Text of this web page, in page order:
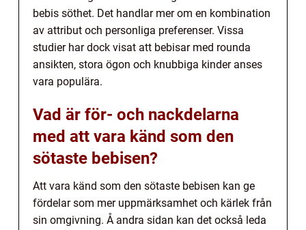
bebis söthet. Det handlar mer om en kombination
av attribut och personliga preferenser. Vissa
studier har dock visat att bebisar med rounda
ansikten, stora ögon och knubbiga kinder anses
vara populära.
Vad är för- och nackdelarna
med att vara känd som den
sötaste bebisen?
Att vara känd som den sötaste bebisen kan ge
fördelar som mer uppmärksamhet och kärlek från
sin omgivning. Å andra sidan kan det också leda